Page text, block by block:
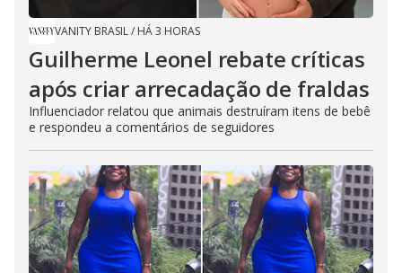
VANITY BRASIL/ HÁ 3 HORAS
Guilherme Leonel rebate críticas
após criar arrecadação de fraldas
Influenciador relatou que animais destruíram itens de bebê
e respondeu a comentários de seguidores